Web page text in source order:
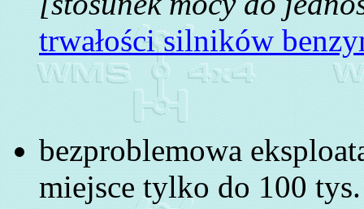
trwałości silników
bezproblemowa
miejsce tylko do 100